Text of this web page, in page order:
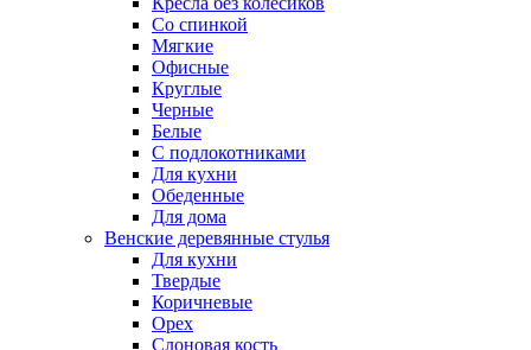
Со спинкой
Мягкие
Офисные
Круглые
Черные
Белые
С подлокотниками
Для кухни
Обеденные
Для дома
Венские деревянные стулья
Для кухни
Твердые
Коричневые
Орех
Слоновая кость